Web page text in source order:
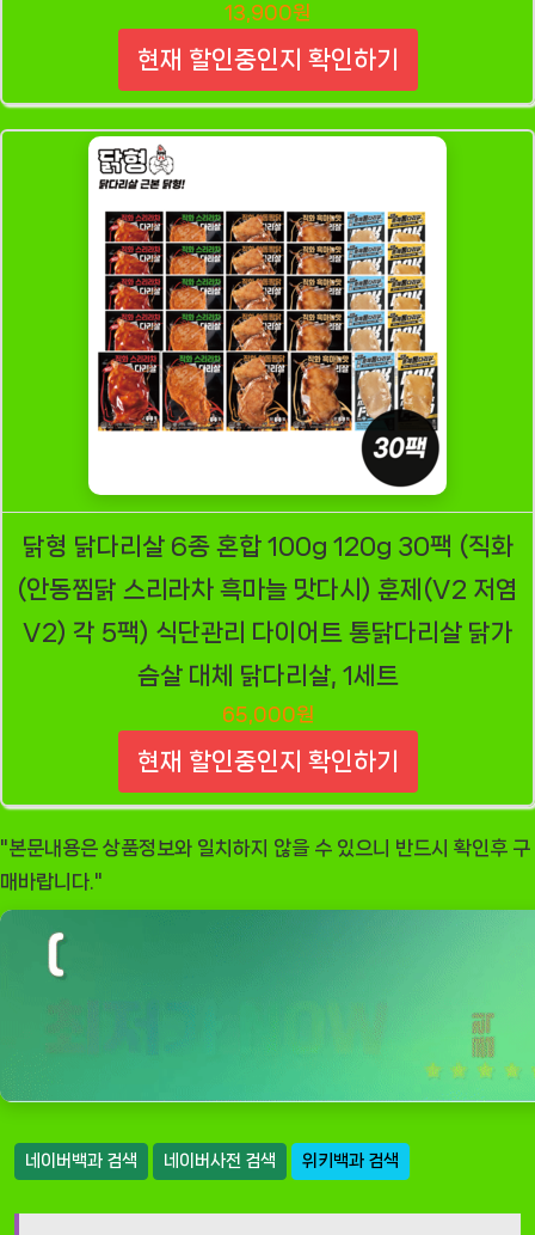
13,900원
현재 할인중인지 확인하기
닭형 닭다리살 6종 혼합 100g 120g 30팩 (직화
(안동찜닭 스리라차 흑마늘 맛다시) 훈제(V2 저염
V2) 각 5팩) 식단관리 다이어트 통닭다리살 닭가
슴살 대체 닭다리살, 1세트
65,000원
현재 할인중인지 확인하기
"본문내용은 상품정보와 일치하지 않을 수 있으니 반드시 확인후 구
매바랍니다."
네이버백과 검색 네이버사전 검색 위키백과 검색